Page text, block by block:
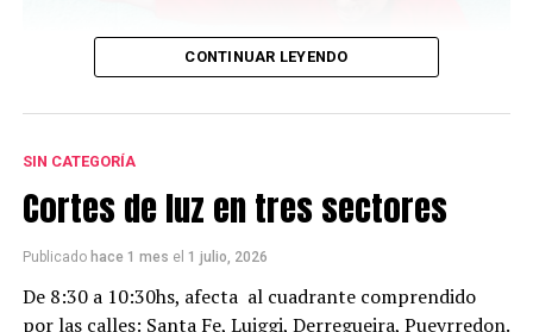
CONTINUAR LEYENDO
SIN CATEGORÍA
Cortes de luz en tres sectores
Publicado hace 1 mes el 1 julio, 2026
De 8:30 a 10:30hs, afecta al cuadrante comprendido
por las calles: Santa Fe, Luiggi, Derregueira, Pueyrredon.